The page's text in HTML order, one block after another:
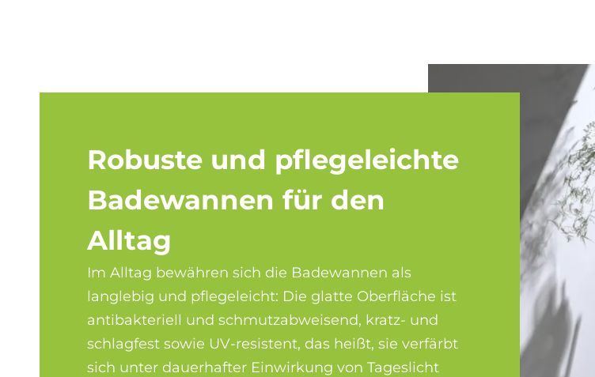
Ro­bu­ste und pfle­ge­leich­te
Ba­de­wan­nen für den
All­tag
Im Alltag bewähren sich die Badewannen als
langlebig und pflegeleicht: Die glatte Oberfläche ist
antibakteriell und schmutzabweisend, kratz- und
schlagfest sowie UV-resistent, das heißt, sie verfärbt
sich unter dauerhafter Einwirkung von Tageslicht